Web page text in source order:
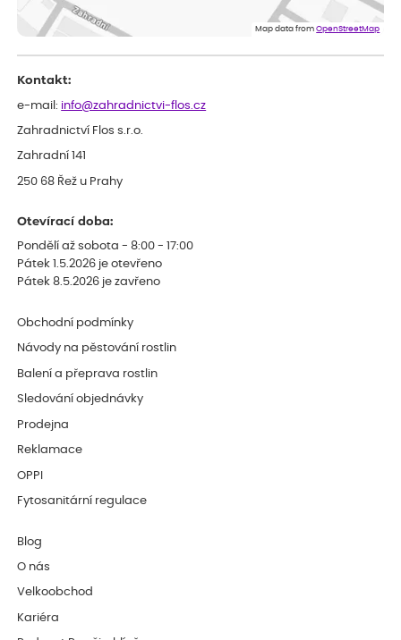
Spokojenost s dodáním kvalitních rostlin
Map data fromOpenStreetMap
Kontakt:
e-mail: info@zahradnictvi-flos.cz
Zahradnictví Flos s.r.o.
Zahradní 141
250 68 Řež u Prahy
Otevírací doba:
Pondělí až sobota - 8:00 - 17:00
Pátek 1.5.2026 je otevřeno
Pátek 8.5.2026 je zavřeno
Obchodní podmínky
Návody na pěstování rostlin
Balení a přeprava rostlin
Sledování objednávky
Prodejna
Reklamace
OPPI
Fytosanitární regulace
Blog
O nás
Velkoobchod
Kariéra